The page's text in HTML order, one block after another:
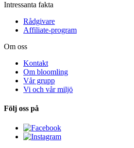
Intressanta fakta
Rådgivare
Affiliate-program
Om oss
Kontakt
Om bloomling
Vår grupp
Vi och vår miljö
Följ oss på